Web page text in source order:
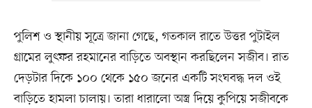
পুলিশ ও স্থানীয় সূত্রে জানা গেছে, গতকাল রাতে উত্তর পুটাইল
গ্রামের লুৎফর রহমানের বাড়িতে অবস্থান করছিলেন সজীব। রাত
দেড়টার দিকে ১০০ থেকে ১৫০ জনের একটি সংঘবদ্ধ দল ওই
বাড়িতে হামলা চালায়। তারা ধারালো অস্ত্র দিয়ে কুপিয়ে সজীবকে